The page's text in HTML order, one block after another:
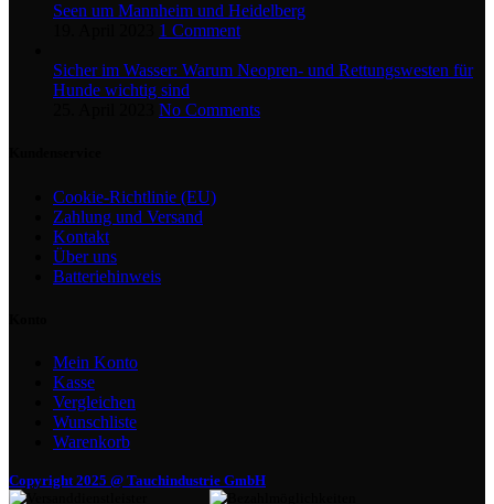
Seen um Mannheim und Heidelberg
1 Comment
Sicher im Wasser: Warum Neopren- und Rettungswesten für
Hunde wichtig sind
No Comments
Cookie-Richtlinie (EU)
Zahlung und Versand
Kontakt
Über uns
Batteriehinweis
Mein Konto
Kasse
Vergleichen
Wunschliste
Warenkorb
Copyright 2025 @ Tauchindustrie GmbH